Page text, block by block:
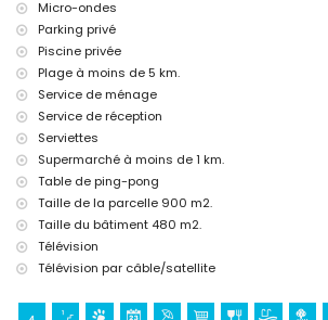
Sports
tennis, golf (La Sella, Denia) et équitation (à
de la villa)
Micro-ondes
Parking privé
Piscine privée
Plage à moins de 5 km.
Service de ménage
Service de réception
Serviettes
Supermarché à moins de 1 km.
Table de ping-pong
Taille de la parcelle 900 m2.
Taille du bâtiment 480 m2.
Télévision
Télévision par câble/satellite